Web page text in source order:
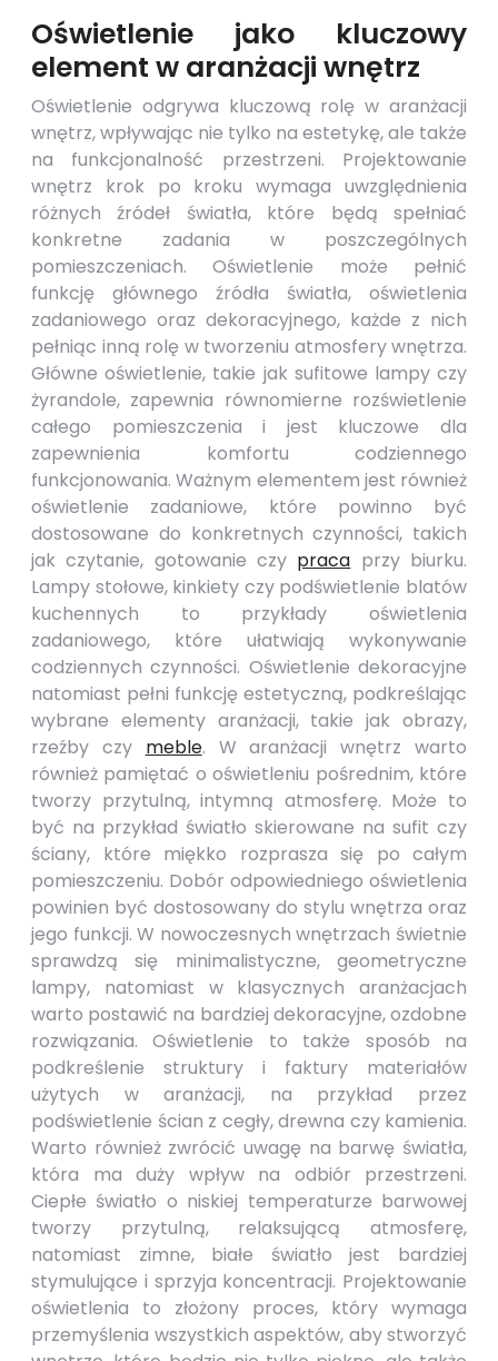
Oświetlenie jako kluczowy
element w aranżacji wnętrz
Oświetlenie odgrywa kluczową rolę w aranżacji
wnętrz, wpływając nie tylko na estetykę, ale także
na funkcjonalność przestrzeni. Projektowanie
wnętrz krok po kroku wymaga uwzględnienia
różnych źródeł światła, które będą spełniać
konkretne zadania w poszczególnych
pomieszczeniach. Oświetlenie może pełnić
funkcję głównego źródła światła, oświetlenia
zadaniowego oraz dekoracyjnego, każde z nich
pełniąc inną rolę w tworzeniu atmosfery wnętrza.
Główne oświetlenie, takie jak sufitowe lampy czy
żyrandole, zapewnia równomierne rozświetlenie
całego pomieszczenia i jest kluczowe dla
zapewnienia komfortu codziennego
funkcjonowania. Ważnym elementem jest również
oświetlenie zadaniowe, które powinno być
dostosowane do konkretnych czynności, takich
jak czytanie, gotowanie czy praca przy biurku.
Lampy stołowe, kinkiety czy podświetlenie blatów
kuchennych to przykłady oświetlenia
zadaniowego, które ułatwiają wykonywanie
codziennych czynności. Oświetlenie dekoracyjne
natomiast pełni funkcję estetyczną, podkreślając
wybrane elementy aranżacji, takie jak obrazy,
rzeźby czy meble. W aranżacji wnętrz warto
również pamiętać o oświetleniu pośrednim, które
tworzy przytulną, intymną atmosferę. Może to
być na przykład światło skierowane na sufit czy
ściany, które miękko rozprasza się po całym
pomieszczeniu. Dobór odpowiedniego oświetlenia
powinien być dostosowany do stylu wnętrza oraz
jego funkcji. W nowoczesnych wnętrzach świetnie
sprawdzą się minimalistyczne, geometryczne
lampy, natomiast w klasycznych aranżacjach
warto postawić na bardziej dekoracyjne, ozdobne
rozwiązania. Oświetlenie to także sposób na
podkreślenie struktury i faktury materiałów
użytych w aranżacji, na przykład przez
podświetlenie ścian z cegły, drewna czy kamienia.
Warto również zwrócić uwagę na barwę światła,
która ma duży wpływ na odbiór przestrzeni.
Ciepłe światło o niskiej temperaturze barwowej
tworzy przytulną, relaksującą atmosferę,
natomiast zimne, białe światło jest bardziej
stymulujące i sprzyja koncentracji. Projektowanie
oświetlenia to złożony proces, który wymaga
przemyślenia wszystkich aspektów, aby stworzyć